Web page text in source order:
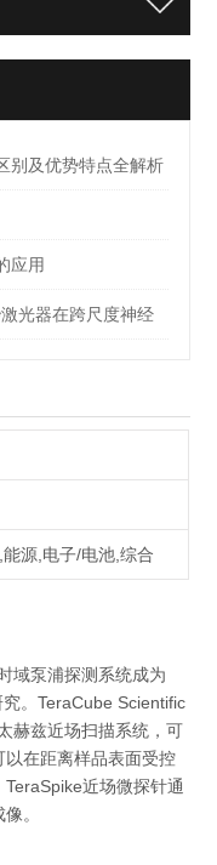
别及优势特点全解析
应用
光器在跨尺度神经
源,电子/电池,综合
域泵浦探测系统成为
。TeraCube Scientific
赫兹近场扫描系统，可
以在距离样品表面受控
近场微探针通
。